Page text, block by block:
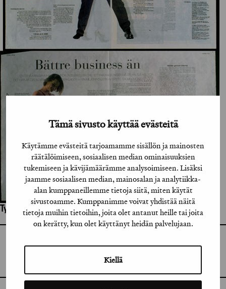
Tämä sivusto käyttää evästeitä
Käytämme evästeitä tarjoamamme sisällön ja mainosten
räätälöimiseen, sosiaalisen median ominaisuuksien
tukemiseen ja kävijämäärämme analysoimiseen. Lisäksi
jaamme sosiaalisen median, mainosalan ja analytiikka-
alan kumppaneillemme tietoja siitä, miten käytät
sivustoamme. Kumppanimme voivat yhdistää näitä
tietoja muihin tietoihin, joita olet antanut heille tai joita
on kerätty, kun olet käyttänyt heidän palvelujaan.
Kiellä
Työhön osallistuneet henkilöt / tahot:
GRAFIA(AT)GRAFIA.FI